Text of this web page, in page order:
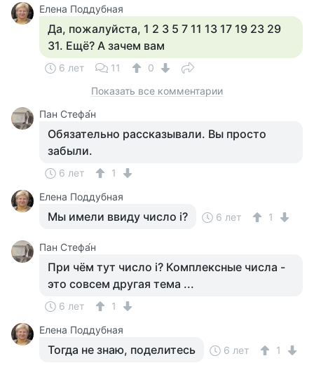
Елена Поддубная
Да, пожалуйста, 1 2 3 5 7 11 13 17 19 23 29
31. Ещё? А зачем вам
6 лет 11
0
Показать все комментарии
Пан Стефа́н
Обязательно рассказывали. Вы просто
забыли.
6 лет
1
Елена Поддубная
Мы имели ввиду число i? 6 лет 1
Пан Стефа́н
При чём тут число i? Комплексные числа -
это совсем другая тема ...
6 лет
1
Елена Поддубная
Тогда не знаю, поделитесь 6 лет 1